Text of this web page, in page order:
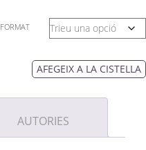
FORMAT
AFEGEIX A LA CISTELLA
AUTORIES